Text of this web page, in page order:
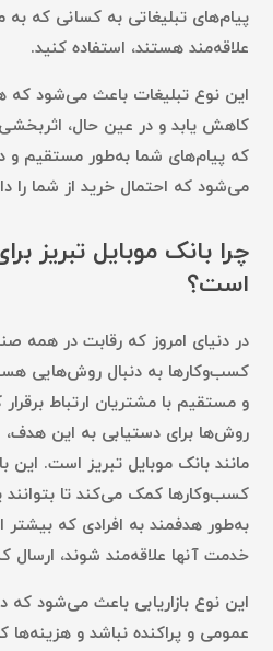
پیام‌های تبلیغاتی به کسانی که
علاقه‌مند هستند، استفاده کنید.
این نوع تبلیغات باعث می‌شود که
کاهش یابد و در عین حال، اثربخشی
که پیام‌های شما به‌طور مستقیم و
می‌شود که احتمال خرید از شما را
چرا بانک موبایل تبریز
است؟
در دنیای امروز که رقابت در همه
کسب‌وکارها به دنبال روش‌هایی
و مستقیم با مشتریان ارتباط
روش‌ها برای دستیابی به این هدف،
مانند بانک موبایل تبریز است. این
کسب‌وکارها کمک می‌کند تا بتوانند
به‌طور هدفمند به افرادی که بیشتر
خدمت آنها علاقه‌مند شوند، ارسال
این نوع بازاریابی باعث می‌شود که
عمومی و پراکنده نباشد و هزینه‌ها